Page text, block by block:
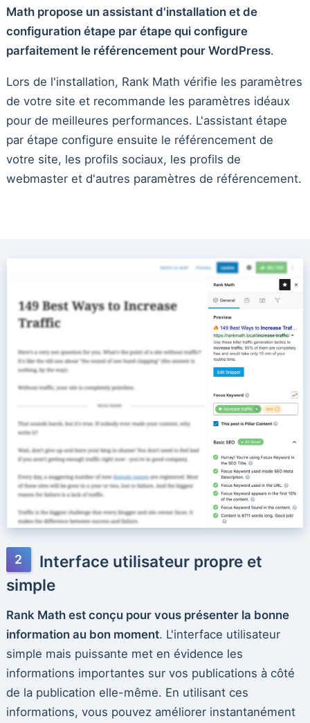
Math propose un assistant d'installation et de
configuration étape par étape qui configure
parfaitement le référencement pour WordPress.
Lors de l'installation, Rank Math vérifie les paramètres
de votre site et recommande les paramètres idéaux
pour de meilleures performances. L'assistant étape
par étape configure ensuite le référencement de
votre site, les profils sociaux, les profils de
webmaster et d'autres paramètres de référencement.
Interface utilisateur propre et
simple
Rank Math est conçu pour vous présenter la bonne
information au bon moment. L'interface utilisateur
simple mais puissante met en évidence les
informations importantes sur vos publications à côté
de la publication elle-même. En utilisant ces
informations, vous pouvez améliorer instantanément